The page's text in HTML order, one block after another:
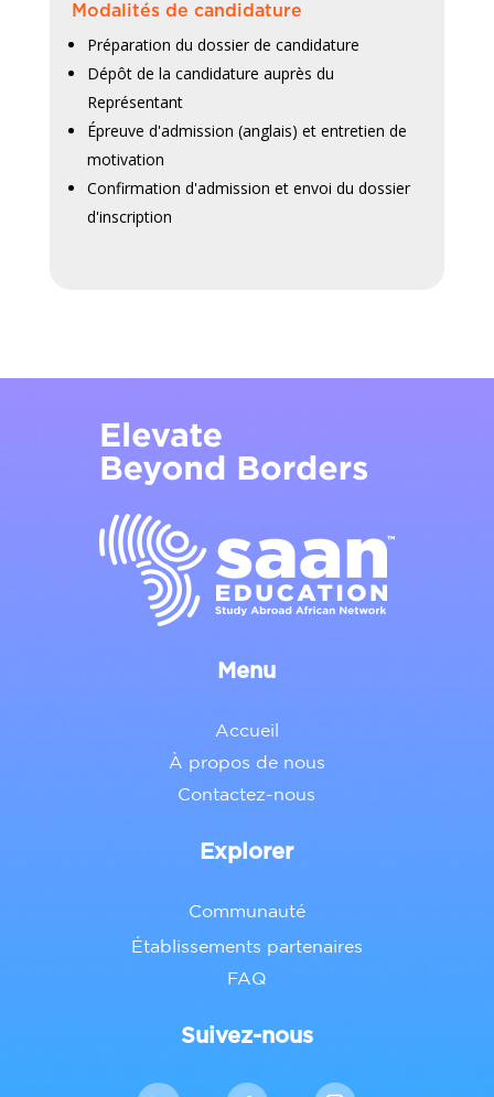
Modalités de candidature
Préparation du dossier de candidature
Dépôt de la candidature auprès du
Représentant
Épreuve d'admission (anglais) et entretien de
motivation
Confirmation d'admission et envoi du dossier
d'inscription
Menu
Accueil
À propos de nous
Contactez-nous
Explorer
Communauté
Établissements partenaires
FAQ
Suivez-nous